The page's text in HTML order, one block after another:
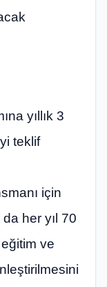
yıllık 3
teklif
için
her yıl 70
ve